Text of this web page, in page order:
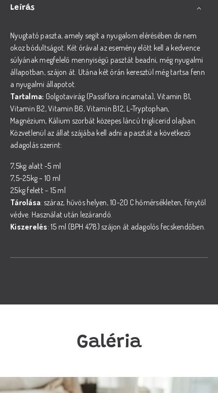
Leírás
Nyugtató paszta, amely segít a nyugalom elérésében de nem
okoz bódultságot. Két órával az esemény előtt kell a kedvence
súlyának megfelelő mennyiségű pasztát beadni, még nyugalmi
állapotban, szájon át. Utána két órán keresztül még tartsa fenn
a nyugalmi állapotot.
Tartalma: Golgotavirág (Passiflora incarnata), Vitamin B1,
Vitamin B2, Vitamin B6, Vitamin B12, L-Tryptophan,
Magnézium, Kálium szorbát közepes láncú triglicerid olajban.
Közvetlenül az állat szájába kell adni a pasztát a következő
adagolás szerint:
7,5kg alatt -5 ml
7,5-25kg – 10 ml
25kg felett – 15 ml
Tárolása: száraz, hűvös helyen, 10-20 C hőmérsékleten, fénytől
védve. Használat után lezárandó.
Kiszerelés: 15 ml (BPH 478) szájon át adagolós fecskendőben.
Galéria